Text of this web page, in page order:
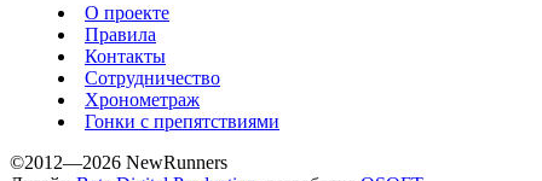
О проекте
Правила
Контакты
Сотрудничество
Хронометраж
Гонки с препятствиями
©2012—2026 NewRunners